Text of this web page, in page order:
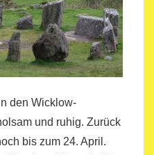
den Wicklow-
und ruhig. Zurück
bis zum 24. April.